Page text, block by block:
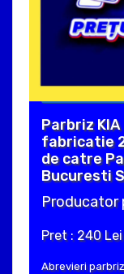
Parbriz KIA
fabricatie
de catre
Bucuresti
Producator
Pret : 240 Lei
Abrevieri